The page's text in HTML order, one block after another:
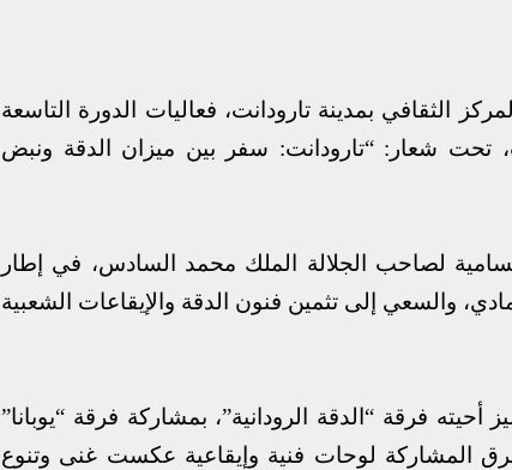
الثقافي بمدينة تارودانت، فعاليات الدورة التاسعة
تحت شعار: “تارودانت: سفر بين ميزان الدقة ونبض
لصاحب الجلالة الملك محمد السادس، في إطار
والسعي إلى تثمين فنون الدقة والإيقاعات الشعبية
فرقة “الدقة الرودانية”، بمشاركة فرقة “يوبانا”
المشاركة لوحات فنية وإيقاعية عكست غنى وتنوع